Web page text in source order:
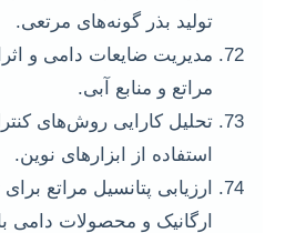
تولید بذر گونه‌های مرتعی.
مدیریت ضایعات دامی و
مراتع و منابع آبی.
تحلیل کارایی روش‌های
استفاده از ابزارهای نوین.
ارزیابی پتانسیل مراتع
ارگانیک و محصولات دامی